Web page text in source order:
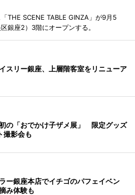
THE SCENE TABLE GINZA」が9月5
銀座2）3階にオープンする。
スリー銀座、上層階客室をリニューア
の「おでかけ子ザメ展」 限定グッズ
撮影会も
ー銀座本店でイチゴのパフェイベン
み体験も